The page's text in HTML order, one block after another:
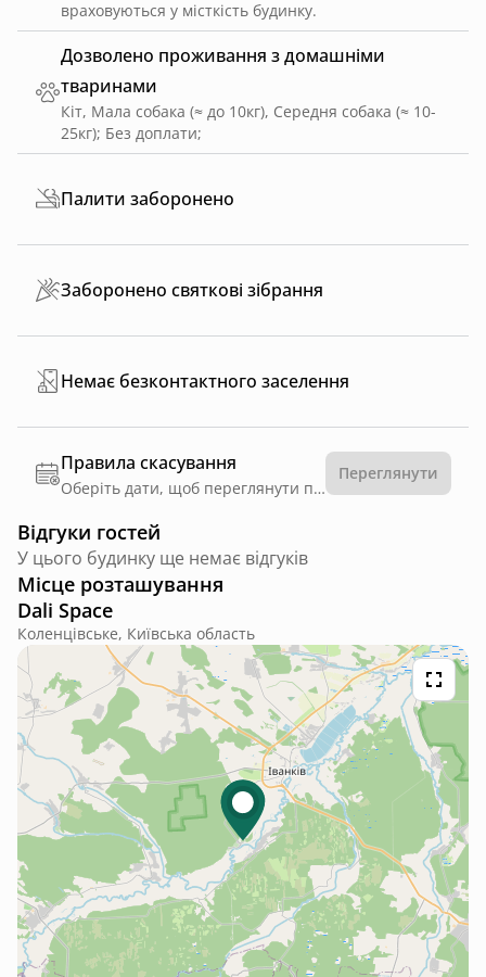
Дозволено проживання з домашніми
тваринами
Кіт, Мала собака (≈ до 10кг), Середня собака (≈ 10-
25кг); Без доплати;
враховуються у місткість будинку.
Палити заборонено
Заборонено святкові зібрання
Немає безконтактного заселення
Правила скасування
Оберіть дати, щоб переглянути правила
Переглянути
Відгуки гостей
У цього будинку ще немає відгуків
Місце розташування
Dali Space
Коленцівське, Київська область